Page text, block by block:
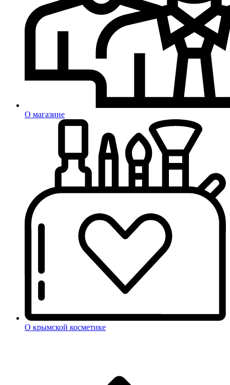
О магазине
О крымской косметике